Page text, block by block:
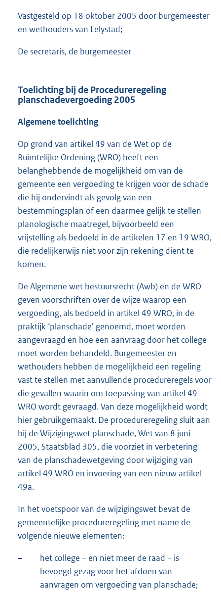
Vastgesteld op 18 oktober 2005 door burgemeester
en wethouders van Lelystad;
De secretaris, de burgemeester
Toelichting bij de Procedureregeling
planschadevergoeding 2005
Algemene toelichting
Op grond van artikel 49 van de Wet op de
Ruimtelijke Ordening (WRO) heeft een
belanghebbende de mogelijkheid om van de
gemeente een vergoeding te krijgen voor de schade
die hij ondervindt als gevolg van een
bestemmingsplan of een daarmee gelijk te stellen
planologische maatregel, bijvoorbeeld een
vrijstelling als bedoeld in de artikelen 17 en 19 WRO,
die redelijkerwijs niet voor zijn rekening dient te
komen.
De Algemene wet bestuursrecht (Awb) en de WRO
geven voorschriften over de wijze waarop een
vergoeding, als bedoeld in artikel 49 WRO, in de
praktijk ‘planschade’ genoemd, moet worden
aangevraagd en hoe een aanvraag door het college
moet worden behandeld. Burgemeester en
wethouders hebben de mogelijkheid een regeling
vast te stellen met aanvullende procedureregels voor
die gevallen waarin om toepassing van artikel 49
WRO wordt gevraagd. Van deze mogelijkheid wordt
hier gebruikgemaakt. De procedureregeling sluit aan
bij de Wijzigingswet planschade, Wet van 8 juni
2005, Staatsblad 305, die voorziet in verbetering
van de planschadewetgeving door wijziging van
artikel 49 WRO en invoering van een nieuw artikel
49a.
In het voetspoor van de wijzigingswet bevat de
gemeentelijke procedureregeling met name de
volgende nieuwe elementen:
–
het college – en niet meer de raad – is
bevoegd gezag voor het afdoen van
aanvragen om vergoeding van planschade;